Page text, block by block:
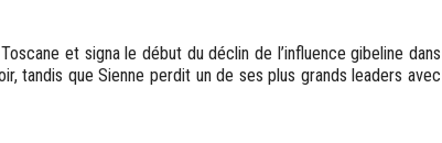
et signa le début du déclin de l’influence gibeline dans
tandis que Sienne perdit un de ses plus grands leaders avec